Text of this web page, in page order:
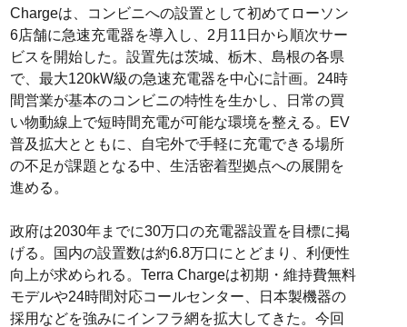
Chargeは、コンビニへの設置として初めてローソン
6店舗に急速充電器を導入し、2月11日から順次サー
ビスを開始した。設置先は茨城、栃木、島根の各県
で、最大120kW級の急速充電器を中心に計画。24時
間営業が基本のコンビニの特性を生かし、日常の買
い物動線上で短時間充電が可能な環境を整える。EV
普及拡大とともに、自宅外で手軽に充電できる場所
の不足が課題となる中、生活密着型拠点への展開を
進める。
政府は2030年までに30万口の充電器設置を目標に掲
げる。国内の設置数は約6.8万口にとどまり、利便性
向上が求められる。Terra Chargeは初期・維持費無料
モデルや24時間対応コールセンター、日本製機器の
採用などを強みにインフラ網を拡大してきた。今回